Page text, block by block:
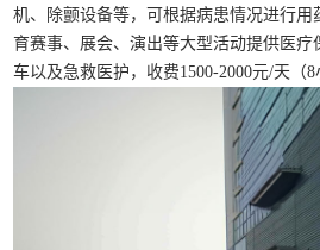
机、除颤设备等，可根据病患情况进行
育赛事、展会、演出等大型活动提供医疗
车以及急救医护，收费1500-2000元/天（